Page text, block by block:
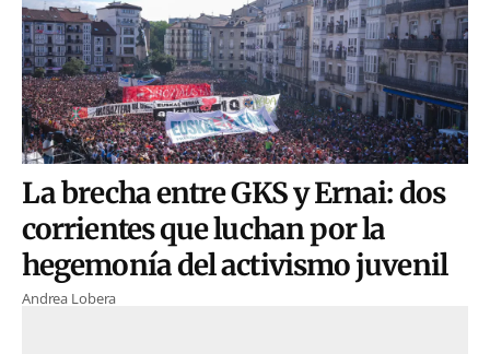
La brecha entre GKS y Ernai: dos
corrientes que luchan por la
hegemonía del activismo juvenil
Andrea Lobera